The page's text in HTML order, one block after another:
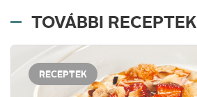
TOVÁBBI RECEPTEK
RECEPTEK